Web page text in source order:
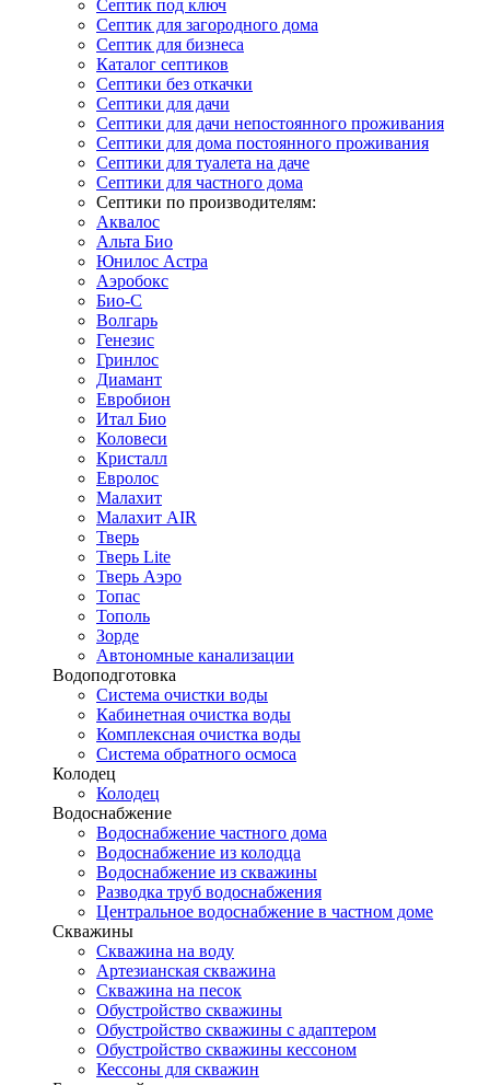
Септик под ключ
Септик для загородного дома
Септик для бизнеса
Каталог септиков
Септики без откачки
Септики для дачи
Септики для дачи непостоянного проживания
Септики для дома постоянного проживания
Септики для туалета на даче
Септики для частного дома
Септики по производителям:
Аквалос
Альта Био
Юнилос Астра
Аэробокс
Био-С
Волгарь
Генезис
Гринлос
Диамант
Евробион
Итал Био
Коловеси
Кристалл
Евролос
Малахит
Малахит AIR
Тверь
Тверь Lite
Тверь Аэро
Топас
Тополь
Зорде
Автономные канализации
Водоподготовка
Система очистки воды
Кабинетная очистка воды
Комплексная очистка воды
Система обратного осмоса
Колодец
Колодец
Водоснабжение
Водоснабжение частного дома
Водоснабжение из колодца
Водоснабжение из скважины
Разводка труб водоснабжения
Центральное водоснабжение в частном доме
Скважины
Скважина на воду
Артезианская скважина
Скважина на песок
Обустройство скважины
Обустройство скважины с адаптером
Обустройство скважины кессоном
Кессоны для скважин